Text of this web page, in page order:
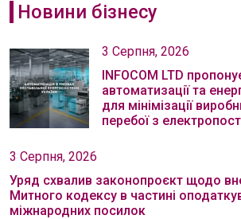
Новини бізнесу
3 Серпня, 2026
INFOCOM LTD
автоматизації та
для мінімізації
перебої з
3 Серпня, 2026
Уряд схвалив законопроєкт щодо
Митного кодексу в частині
міжнародних посилок